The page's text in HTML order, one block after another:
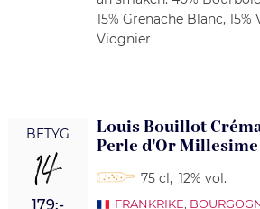
15% Grenache Blanc, 15%
Viognier
BETYG
14
179:-
Louis Bouillot
Perle d'Or
75 cl, 12% vol.
FRANKRIKE